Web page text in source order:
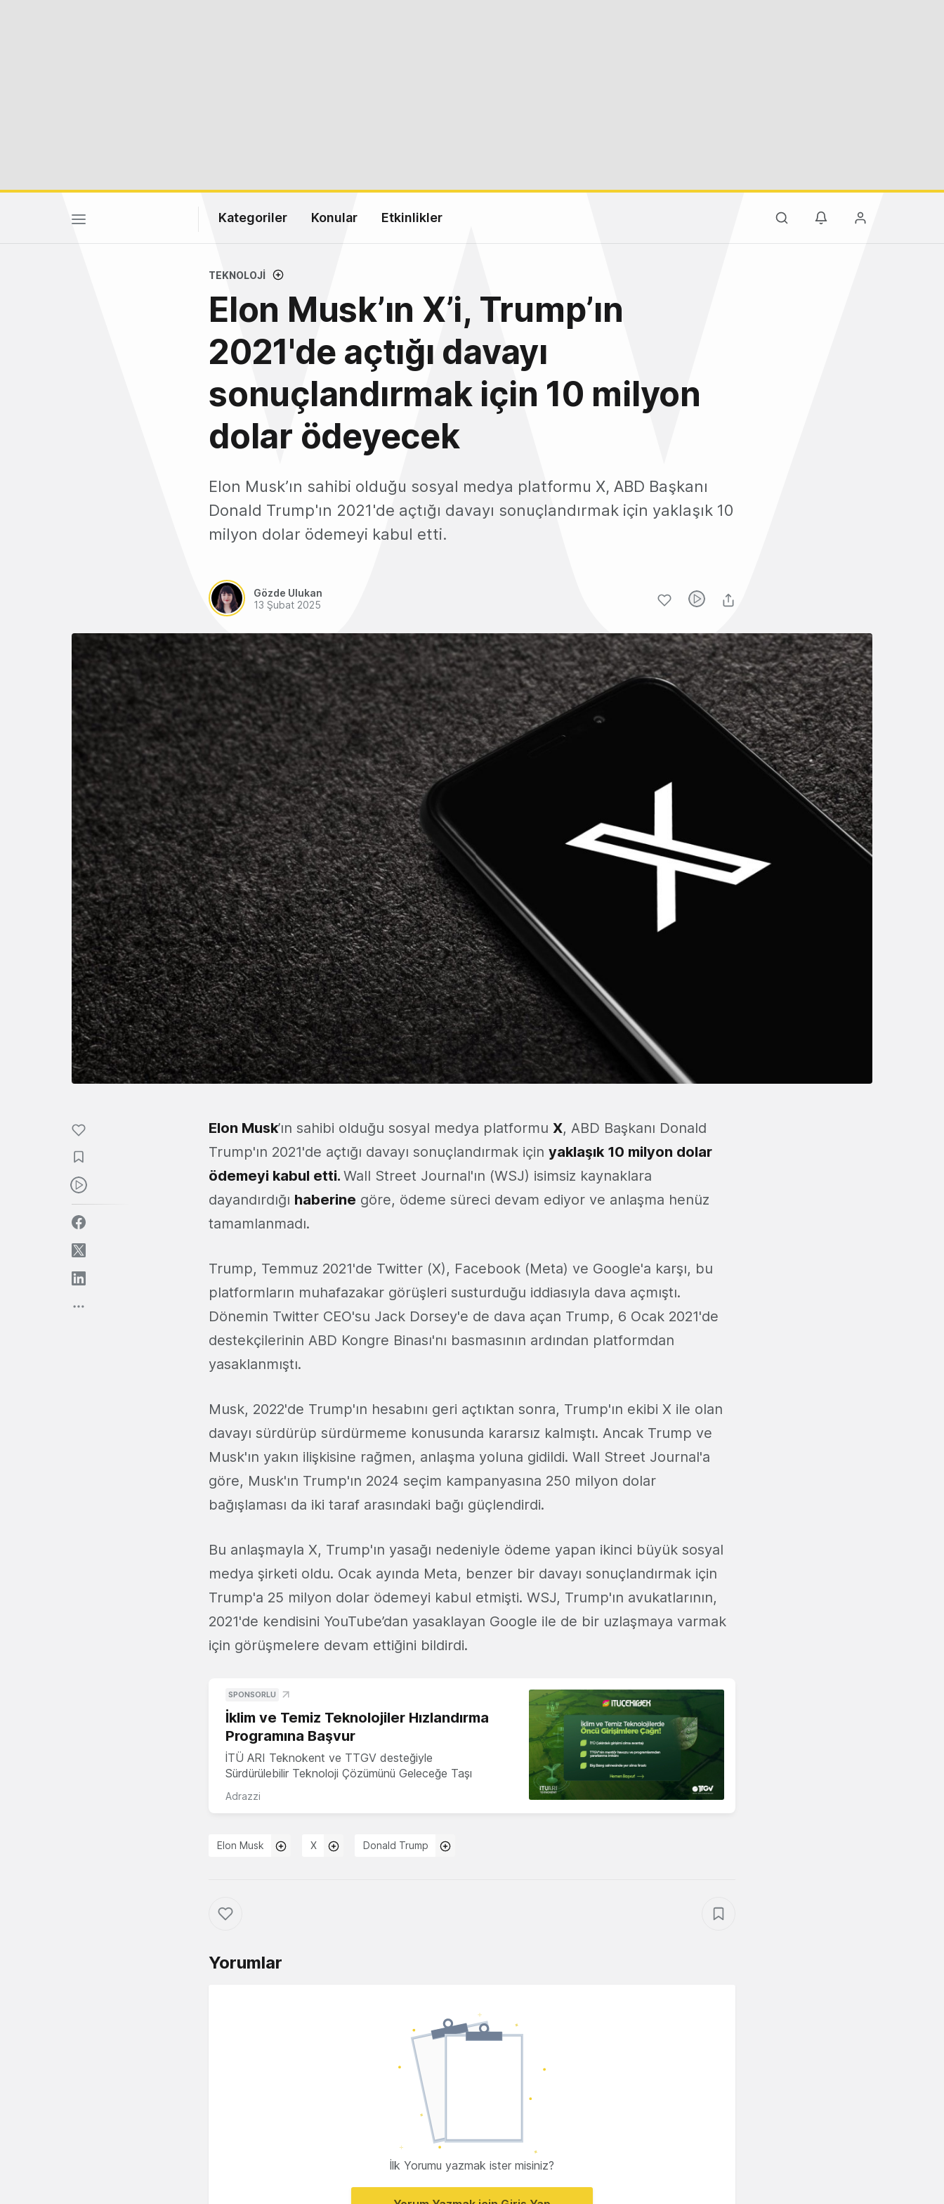
Kategoriler Konular Etkinlikler
TEKNOLOJI
Elon Musk’ın X’i, Trump’ın
2021'de açtığı davayı
sonuçlandırmak için 10 milyon
dolar ödeyecek
Elon Musk’ın sahibi olduğu sosyal medya platformu X, ABD Başkanı
Donald Trump'ın 2021'de açtığı davayı sonuçlandırmak için yaklaşık 10
milyon dolar ödemeyi kabul etti.
Gözde Ulukan
13 Şubat 2025
Elon Musk’ın sahibi olduğu sosyal medya platformu X, ABD Başkanı Donald
Trump'ın 2021'de açtığı davayı sonuçlandırmak için yaklaşık 10 milyon dolar
ödemeyi kabul etti. Wall Street Journal'ın (WSJ) isimsiz kaynaklara
dayandırdığı haberine göre, ödeme süreci devam ediyor ve anlaşma henüz
tamamlanmadı.
Trump, Temmuz 2021'de Twitter (X), Facebook (Meta) ve Google'a karşı, bu
platformların muhafazakar görüşleri susturduğu iddiasıyla dava açmıştı.
Dönemin Twitter CEO'su Jack Dorsey'e de dava açan Trump, 6 Ocak 2021'de
destekçilerinin ABD Kongre Binası'nı basmasının ardından platformdan
yasaklanmıştı.
Musk, 2022'de Trump'ın hesabını geri açtıktan sonra, Trump'ın ekibi X ile olan
davayı sürdürüp sürdürmeme konusunda kararsız kalmıştı. Ancak Trump ve
Musk'ın yakın ilişkisine rağmen, anlaşma yoluna gidildi. Wall Street Journal'a
göre, Musk'ın Trump'ın 2024 seçim kampanyasına 250 milyon dolar
bağışlaması da iki taraf arasındaki bağı güçlendirdi.
Bu anlaşmayla X, Trump'ın yasağı nedeniyle ödeme yapan ikinci büyük sosyal
medya şirketi oldu. Ocak ayında Meta, benzer bir davayı sonuçlandırmak için
Trump'a 25 milyon dolar ödemeyi kabul etmişti. WSJ, Trump'ın avukatlarının,
2021'de kendisini YouTube’dan yasaklayan Google ile de bir uzlaşmaya varmak
için görüşmelere devam ettiğini bildirdi.
SPONSORLU
İklim ve Temiz Teknolojiler Hızlandırma
Programına Başvur
İTÜ ARI Teknokent ve TTGV desteğiyle
Sürdürülebilir Teknoloji Çözümünü Geleceğe Taşı
Adrazzi
Elon Musk X Donald Trump
Yorumlar
İlk Yorumu yazmak ister misiniz?